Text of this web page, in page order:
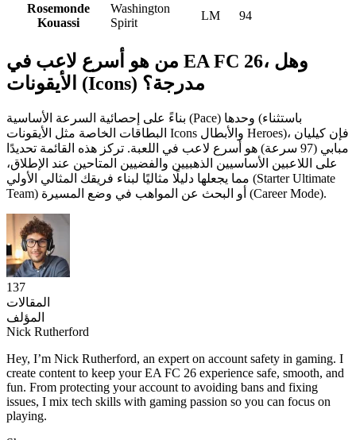
Rosemonde
Kouassi
Washington
Spirit
LM 94
من هو أسرع لاعب في EA FC 26، وهل
الأيقونات (Icons) مدرجة؟
بناءً على إحصائية السرعة الأساسية (Pace) وحدها (باستثناء
البطاقات الخاصة مثل الأيقونات Icons والأبطال Heroes)، فإن كيليان
مبابي (97 سرعة) هو أسرع لاعب في اللعبة. تركز هذه القائمة تحديدًا
على اللاعبين الأساسيين الذهبيين والفضيين المتاحين عند الإطلاق،
مما يجعلها دليلًا مثاليًا لبناء فريقك المثالي الأولي (Starter Ultimate
Team) أو البحث عن المواهب في وضع المسيرة (Career Mode).
137
المقالات
المؤلف
Nick Rutherford
Hey, I’m Nick Rutherford, an expert on account safety in gaming. I
create content to keep your EA FC 26 experience safe, smooth, and
fun. From protecting your account to avoiding bans and fixing
issues, I mix tech skills with gaming passion so you can focus on
playing.